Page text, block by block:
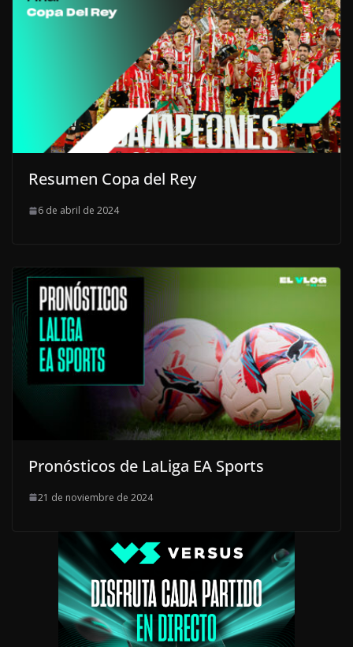
Resumen Copa del Rey
6 de abril de 2024
Pronósticos de LaLiga EA Sports
21 de noviembre de 2024